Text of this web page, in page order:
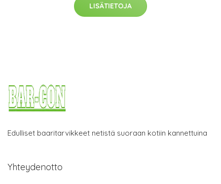
LISÄTIETOJA
Edulliset baaritarvikkeet netistä suoraan kotiin kannettuina
Yhteydenotto